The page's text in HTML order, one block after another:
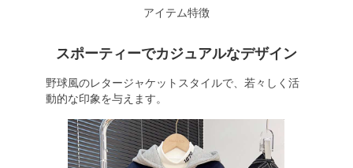
アイテム特徴
スポーティーでカジュアルなデザイン
野球風のレタージャケットスタイルで、若々しく活
動的な印象を与えます。